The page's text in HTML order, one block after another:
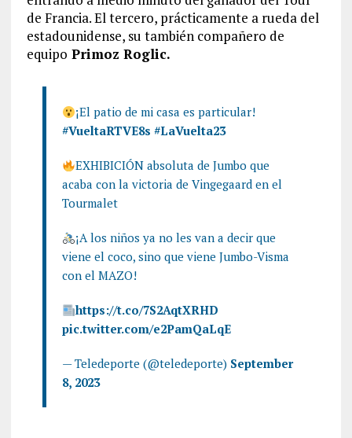
de Francia. El tercero, prácticamente a rueda del
estadounidense, su también compañero de
equipo Primoz Roglic.
¡El patio de mi casa es particular!
#VueltaRTVE8s #LaVuelta23
EXHIBICIÓN absoluta de Jumbo que
acaba con la victoria de Vingegaard en el
Tourmalet
¡A los niños ya no les van a decir que
viene el coco, sino que viene Jumbo-Visma
con el MAZO!
https://t.co/7S2AqtXRHD
pic.twitter.com/e2PamQaLqE
— Teledeporte (@teledeporte) September
8, 2023